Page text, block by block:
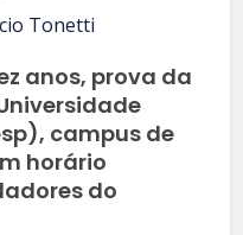
Tonetti
anos, prova da
campus de
horário
do